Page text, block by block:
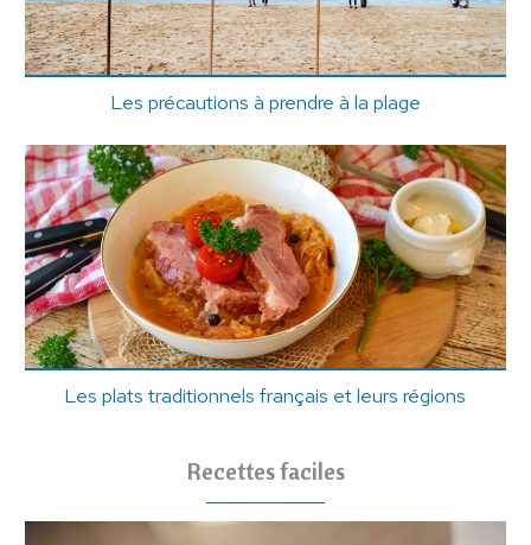
Les précautions à prendre à la plage
Les plats traditionnels français et leurs régions
Recettes faciles